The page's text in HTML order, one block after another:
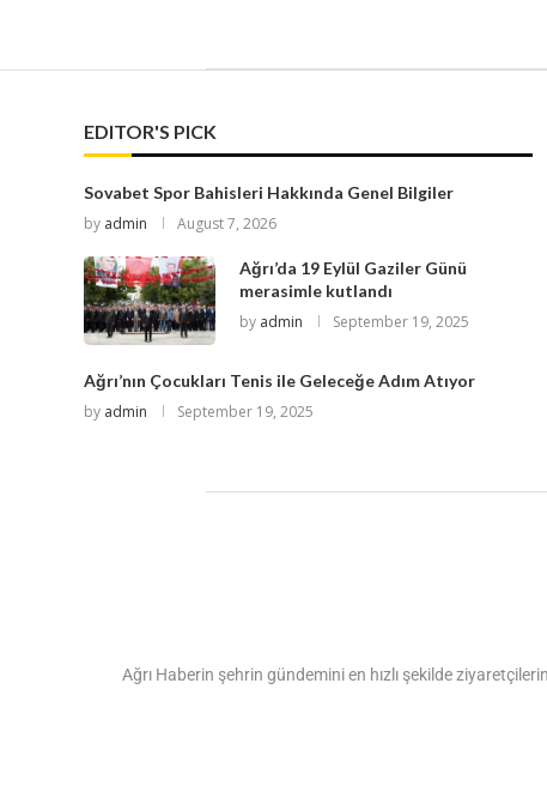
EDITOR'S PICK
Sovabet Spor Bahisleri Hakkında Genel Bilgiler
by admin August 7, 2026
Ağrı’da 19 Eylül Gaziler Günü
merasimle kutlandı
by admin September 19, 2025
Ağrı’nın Çocukları Tenis ile Geleceğe Adım Atıyor
by admin September 19, 2025
Ağrı Haberin şehrin gündemini en hızlı şekilde